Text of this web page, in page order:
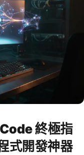
終極指
式開發神器